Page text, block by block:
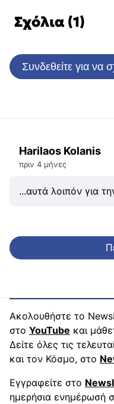
Σχόλια (1)
Συνδεθείτε για να
Harilaos Kolanis
πριν 4 μήνες
...αυτά λοιπόν για
Ακολουθήστε το
στο YouTube και
Δείτε όλες τις
και τον Κόσμο, στο
Εγγραφείτε στο
ημερήσια ενημέρωσή